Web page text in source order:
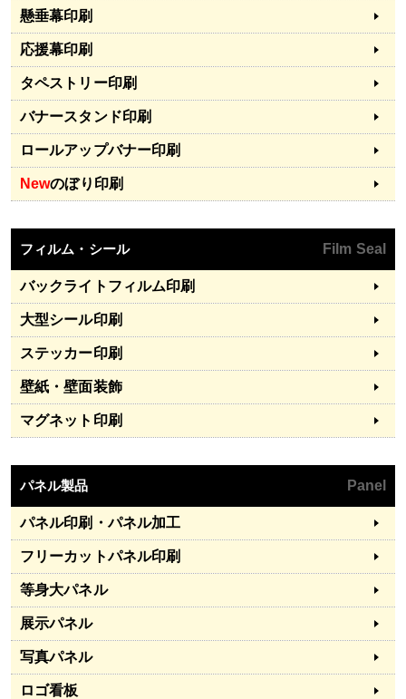
懸垂幕印刷
応援幕印刷
タペストリー印刷
バナースタンド印刷
ロールアップバナー印刷
Newのぼり印刷
フィルム・シール Film Seal
バックライトフィルム印刷
大型シール印刷
ステッカー印刷
壁紙・壁面装飾
マグネット印刷
パネル製品 Panel
パネル印刷・パネル加工
フリーカットパネル印刷
等身大パネル
展示パネル
写真パネル
ロゴ看板